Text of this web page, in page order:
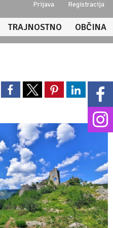
Prijava Registracija
TRAJNOSTNO OBČINA